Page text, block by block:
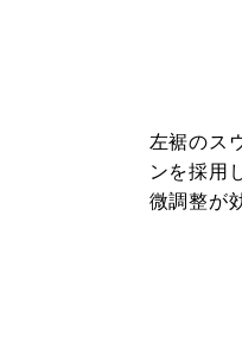
左裾のス
ンを採用
微調整が